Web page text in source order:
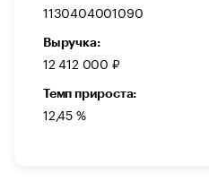
1130404001090
Выручка:
12 412 000 ₽
Темп прироста:
12,45 %